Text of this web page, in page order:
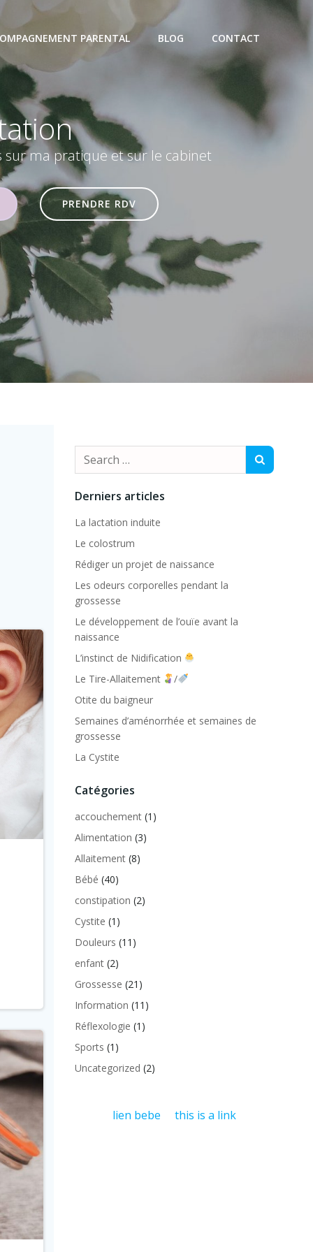
PARENTAL BLOG CONTACT
sur ma pratique et sur le cabinet
PRENDRE RDV
Search
for:
Derniers articles
La lactation induite
Le colostrum
Rédiger un projet de naissance
Les odeurs corporelles pendant la
grossesse
Le développement de l’ouïe avant la
naissance
L’instinct de Nidification
Le Tire-Allaitement
/
Otite du baigneur
Semaines d’aménorrhée et semaines de
grossesse
La Cystite
Catégories
accouchement(1)
Alimentation (3)
Allaitement(8)
Bébé (40)
constipation (2)
Cystite (1)
Douleurs (11)
enfant(2)
Grossesse (21)
Information (11)
Réflexologie (1)
Sports (1)
Uncategorized (2)
lien bebe this is a link